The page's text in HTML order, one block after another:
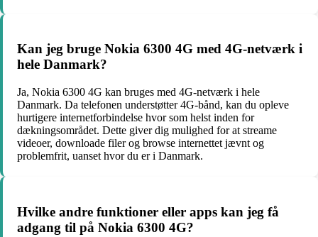
Kan jeg bruge Nokia 6300 4G med 4G-netværk i
hele Danmark?
Ja, Nokia 6300 4G kan bruges med 4G-netværk i hele
Danmark. Da telefonen understøtter 4G-bånd, kan du opleve
hurtigere internetforbindelse hvor som helst inden for
dækningsområdet. Dette giver dig mulighed for at streame
videoer, downloade filer og browse internettet jævnt og
problemfrit, uanset hvor du er i Danmark.
Hvilke andre funktioner eller apps kan jeg få
adgang til på Nokia 6300 4G?